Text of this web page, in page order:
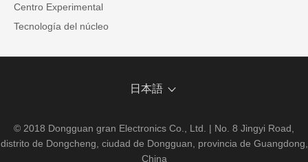
Centro Experimental
Tecnología del núcleo
日本語
© 2018 Dongguan gran Electronics Co., Ltd. | No. 8 Jingyi Road,
distrito de Dongcheng, ciudad de Dongguan, provincia de Guangdong,
China